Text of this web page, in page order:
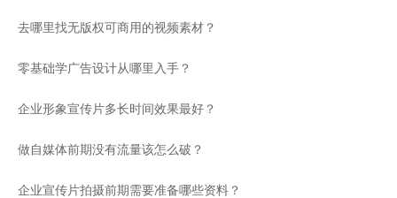
去哪里找无版权可商用的视频素材？
零基础学广告设计从哪里入手？
企业形象宣传片多长时间效果最好？
做自媒体前期没有流量该怎么破？
企业宣传片拍摄前期需要准备哪些资料？